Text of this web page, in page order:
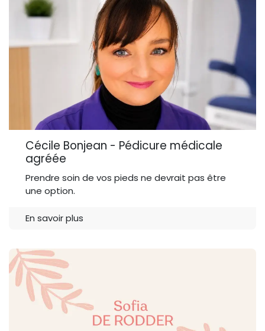
Cécile Bonjean - Pédicure médicale
agréée
Prendre soin de vos pieds ne devrait pas être
une option.
En savoir plus